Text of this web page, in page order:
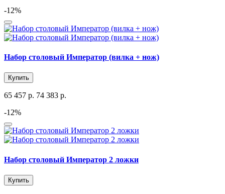
-12%
Набор столовый Император (вилка + нож)
Купить
65 457 р. 74 383 р.
-12%
Набор столовый Император 2 ложки
Купить